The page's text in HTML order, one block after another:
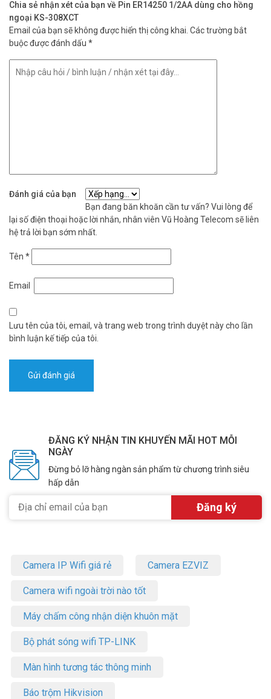
Chia sẻ nhận xét của bạn về Pin ER14250 1/2AA dùng cho hồng
ngoại KS-308XCT
Email của bạn sẽ không được hiển thị công khai. Các trường bắt
buộc được đánh dấu *
Đánh giá của bạn
Bạn đang băn khoăn cần tư vấn? Vui lòng để
lại số điện thoại hoặc lời nhắn, nhân viên Vũ Hoàng Telecom sẽ liên
hệ trả lời bạn sớm nhất.
Tên *
Email
Lưu tên của tôi, email, và trang web trong trình duyệt này cho lần
bình luận kế tiếp của tôi.
ĐĂNG KÝ NHẬN TIN KHUYẾN MÃI HOT MỖI
NGÀY
Đừng bỏ lỡ hàng ngàn sản phẩm từ chương trình siêu
hấp dẫn
Camera IP Wifi giá rẻ Camera EZVIZ
Camera wifi ngoài trời nào tốt
Máy chấm công nhận diện khuôn mặt
Bộ phát sóng wifi TP-LINK
Màn hình tương tác thông minh
Báo trộm Hikvision